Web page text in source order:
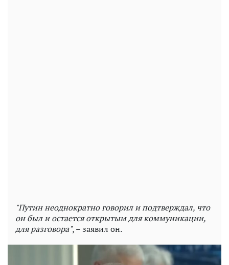
"Путин неоднократно говорил и подтверждал, что
он был и остается открытым для коммуникации,
для разговора", – заявил он.